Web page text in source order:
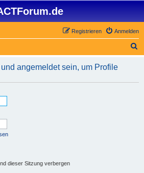
Anmelden
Registrieren
h
angemeldet sein, um Profile
dieser Sitzung verbergen